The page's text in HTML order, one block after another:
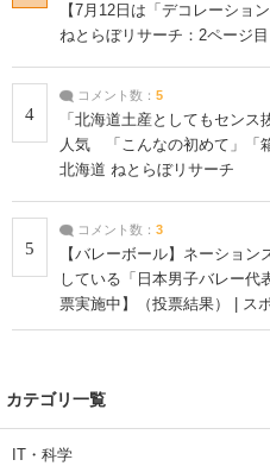
【7月12日は「デコレーショ
ねとらぼリサーチ：2ページ目
4
コメント数： 5
「北海道土産としてもセンス
人気 「こんなの初めて」「
北海道 ねとらぼリサーチ
5
コメント数： 3
【バレーボール】ネーショ
している「日本男子バレー代
票実施中】（投票結果） | ス
カテゴリ一覧
IT・科学